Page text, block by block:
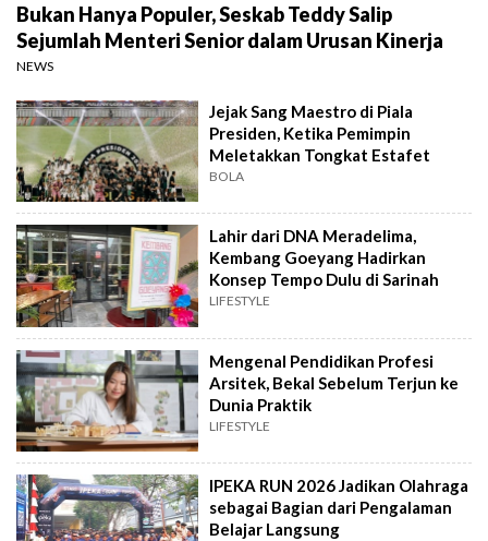
Bukan Hanya Populer, Seskab Teddy Salip
Sejumlah Menteri Senior dalam Urusan Kinerja
NEWS
Jejak Sang Maestro di Piala
Presiden, Ketika Pemimpin
Meletakkan Tongkat Estafet
BOLA
Lahir dari DNA Meradelima,
Kembang Goeyang Hadirkan
Konsep Tempo Dulu di Sarinah
LIFESTYLE
Mengenal Pendidikan Profesi
Arsitek, Bekal Sebelum Terjun ke
Dunia Praktik
LIFESTYLE
IPEKA RUN 2026 Jadikan Olahraga
sebagai Bagian dari Pengalaman
Belajar Langsung